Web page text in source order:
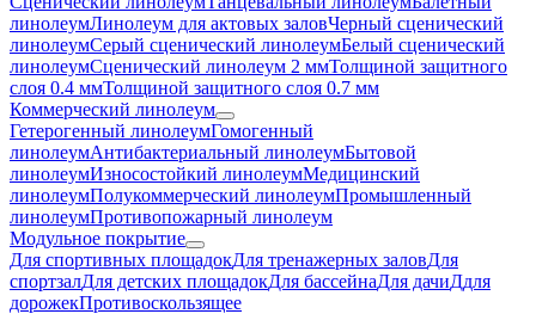
линолеумЛинолеум для актовых заловЧерный сценический
линолеумСерый сценический линолеумБелый сценический
линолеумСценический линолеум 2 ммТолщиной защитного
слоя 0.4 ммТолщиной защитного слоя 0.7 мм
Коммерческий линолеум
Гетерогенный линолеумГомогенный
линолеумАнтибактериальный линолеумБытовой
линолеумИзносостойкий линолеумМедицинский
линолеумПолукоммерческий линолеумПромышленный
линолеумПротивопожарный линолеум
Модульное покрытие
Для спортивных площадокДля тренажерных заловДля
спортзалДля детских площадокДля бассейнаДля дачиДдля
дорожекПротивоскользящее